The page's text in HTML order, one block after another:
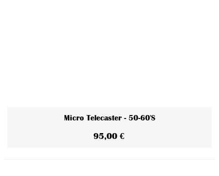
Micro Telecaster - 50-60's
95,00 €